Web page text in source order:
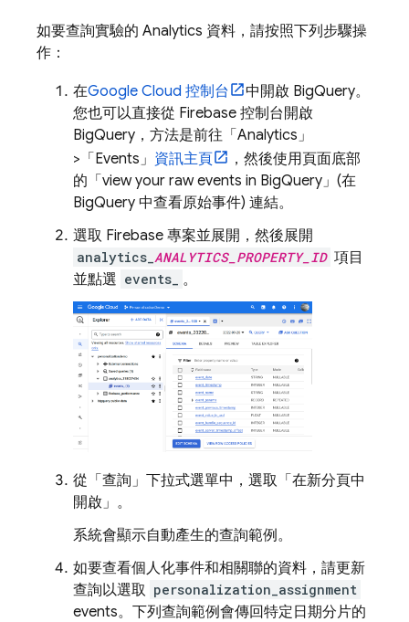
如要查詢實驗的 Analytics 資料，請按照下列步驟操
作：
在Google Cloud 控制台 中開啟 BigQuery。
您也可以直接從 Firebase 控制台開啟
BigQuery ，方法是前往「Analytics」
>「Events」 資訊主頁
，然後使用頁面底部
的「view your raw events in BigQuery」(在
BigQuery 中查看原始事件) 連結。
選取 Firebase 專案並展開，然後展開
analytics_ ANALYTICS_PROPERTY_ID 項目
並點選 events_ 。
從「查詢」 下拉式選單中，選取「在新分頁中
開啟」 。
系統會顯示自動產生的查詢範例。
如要查看個人化事件和相關聯的資料，請更新
查詢以選取 personalization_assignment
events。下列查詢範例會傳回特定日期分片的